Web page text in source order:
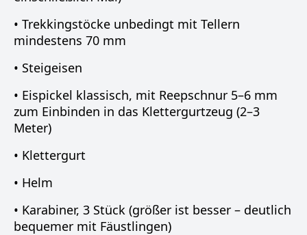
• Trekkingstöcke unbedingt mit Tellern
mindestens 70 mm
• Steigeisen
• Eispickel klassisch, mit Reepschnur 5–6 mm
zum Einbinden in das Klettergurtzeug (2–3
Meter)
• Klettergurt
• Helm
• Karabiner, 3 Stück (größer ist besser – deutlich
bequemer mit Fäustlingen)